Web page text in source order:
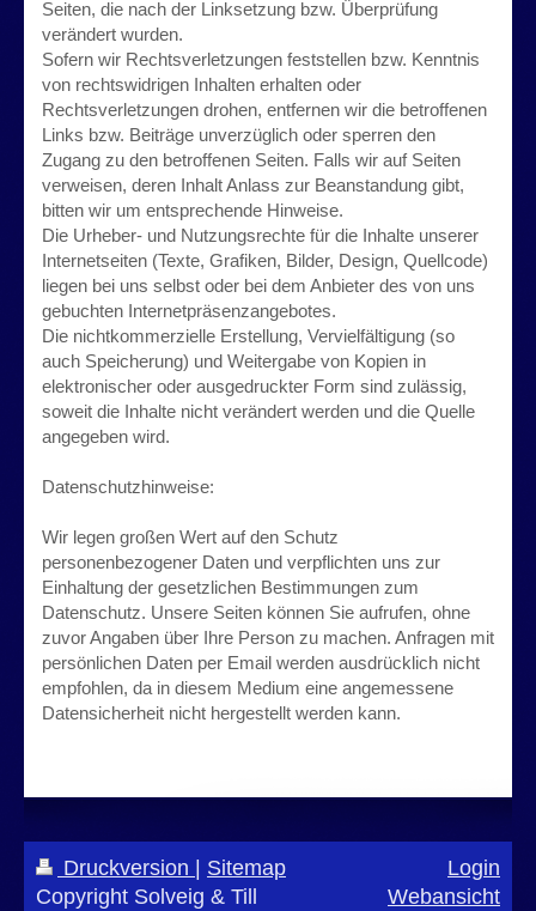
Seiten, die nach der Linksetzung bzw. Überprüfung
verändert wurden.
Sofern wir Rechtsverletzungen feststellen bzw. Kenntnis
von rechtswidrigen Inhalten erhalten oder
Rechtsverletzungen drohen, entfernen wir die betroffenen
Links bzw. Beiträge unverzüglich oder sperren den
Zugang zu den betroffenen Seiten. Falls wir auf Seiten
verweisen, deren Inhalt Anlass zur Beanstandung gibt,
bitten wir um entsprechende Hinweise.
Die Urheber- und Nutzungsrechte für die Inhalte unserer
Internetseiten (Texte, Grafiken, Bilder, Design, Quellcode)
liegen bei uns selbst oder bei dem Anbieter des von uns
gebuchten Internetpräsenzangebotes.
Die nichtkommerzielle Erstellung, Vervielfältigung (so
auch Speicherung) und Weitergabe von Kopien in
elektronischer oder ausgedruckter Form sind zulässig,
soweit die Inhalte nicht verändert werden und die Quelle
angegeben wird.
Datenschutzhinweise:
Wir legen großen Wert auf den Schutz
personenbezogener Daten und verpflichten uns zur
Einhaltung der gesetzlichen Bestimmungen zum
Datenschutz. Unsere Seiten können Sie aufrufen, ohne
zuvor Angaben über Ihre Person zu machen. Anfragen mit
persönlichen Daten per Email werden ausdrücklich nicht
empfohlen, da in diesem Medium eine angemessene
Datensicherheit nicht hergestellt werden kann.
Druckversion
Sitemap
Copyright Solveig & Till
Login
Webansicht